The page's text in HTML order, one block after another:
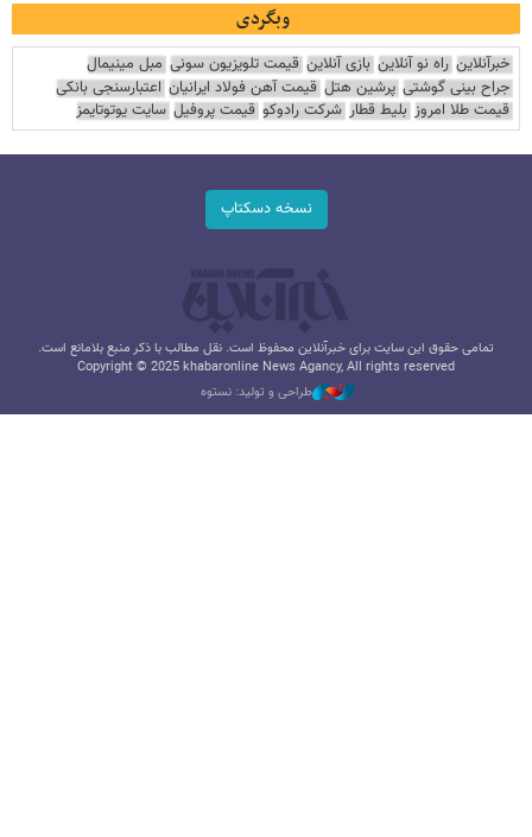
وبگردی
خبرآنلاین راه نو آنلاین بازی آنلاین قیمت تلویزیون سونی مبل مینیمال
جراح بینی گوشتی پرشین هتل قیمت آهن فولاد ایرانیان اعتبارسنجی بانکی
قیمت طلا امروز بلیط قطار شرکت رادوکو قیمت پروفیل سایت یوتوتایمز
نسخه دسکتاپ
تمامی حقوق این سایت برای خبرآنلاین محفوظ است. نقل مطالب با ذکر منبع بلامانع است.
Copyright © 2025 khabaronline News Agancy, All rights reserved
طراحی و تولید: نستوه